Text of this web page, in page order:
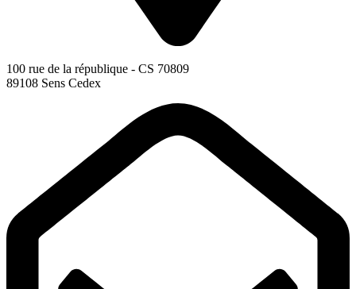
100 rue de la république - CS 70809
89108 Sens Cedex